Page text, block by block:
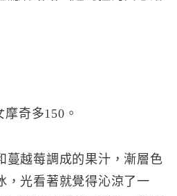
奇多150。
蔓越莓調成的果汁，漸層色
，光看著就覺得沁涼了一